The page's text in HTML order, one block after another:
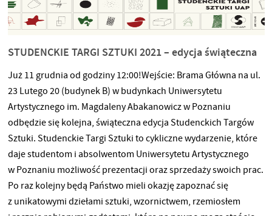
ruchu samochodowego poprzez odpowiedni, przemyślany
koncept podnoszący także estetykę przestrzeni. Zachowano w
STUDENCKIE TARGI SZTUKI 2021 – edycja świąteczna
Już 11 grudnia od godziny 12:00!Wejście: Brama Główna na ul.
23 Lutego 20 (budynek B) w budynkach Uniwersytetu
Artystycznego im. Magdaleny Abakanowicz w Poznaniu
odbędzie się kolejna, świąteczna edycja Studenckich Targów
Sztuki. Studenckie Targi Sztuki to cykliczne wydarzenie, które
daje studentom i absolwentom Uniwersytetu Artystycznego
w Poznaniu możliwość prezentacji oraz sprzedaży swoich prac.
Po raz kolejny będą Państwo mieli okazję zapoznać się
z unikatowymi dziełami sztuki, wzornictwem, rzemiosłem